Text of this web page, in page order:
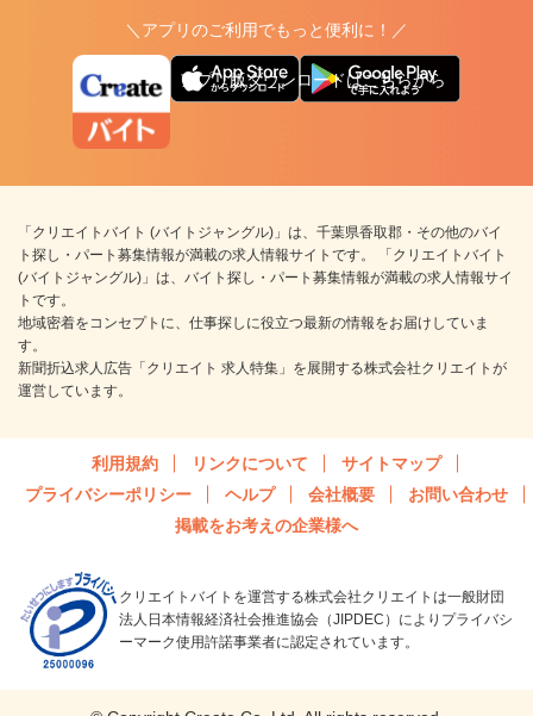
＼アプリのご利用でもっと便利に！／
アプリ版ダウンロードはこちらから
「クリエイトバイト (バイトジャングル)」は、千葉県香取郡・その他のバイ
ト探し・パート募集情報が満載の求人情報サイトです。 「クリエイトバイト
(バイトジャングル)」は、バイト探し・パート募集情報が満載の求人情報サイ
トです。
地域密着をコンセプトに、仕事探しに役立つ最新の情報をお届けしていま
す。
新聞折込求人広告「クリエイト 求人特集」を展開する株式会社クリエイトが
運営しています。
利用規約 リンクについて
サイトマップ
プライバシーポリシー
ヘルプ 会社概要
お問い合わせ
掲載をお考えの企業様へ
クリエイトバイトを運営する株式会社クリエイトは一般財団
法人日本情報経済社会推進協会（JIPDEC）によりプライバシ
ーマーク使用許諾事業者に認定されています。